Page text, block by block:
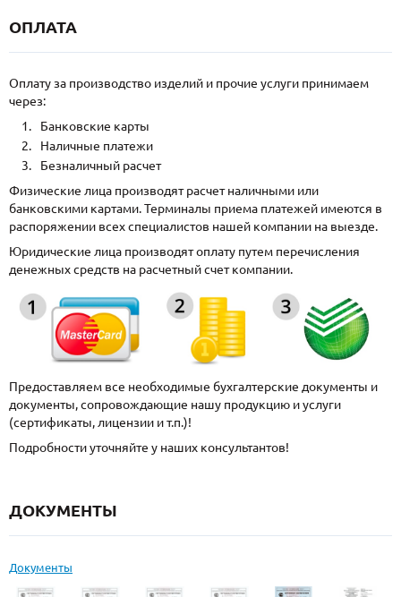
ОПЛАТА
Оплату за производство изделий и прочие услуги принимаем
через:
Банковские карты
Наличные платежи
Безналичный расчет
Физические лица производят расчет наличными или
банковскими картами. Терминалы приема платежей имеются в
распоряжении всех специалистов нашей компании на выезде.
Юридические лица производят оплату путем перечисления
денежных средств на расчетный счет компании.
Предоставляем все необходимые бухгалтерские документы и
документы, сопровождающие нашу продукцию и услуги
(сертификаты, лицензии и т.п.)!
Подробности уточняйте у наших консультантов!
ДОКУМЕНТЫ
Документы